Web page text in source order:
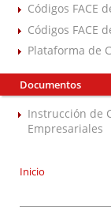
Códigos FACE
Códigos FACE
Plataforma de
Documentos
Instrucción de
Empresariales
Inicio